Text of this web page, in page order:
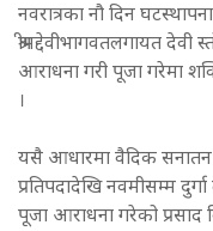
नवरात्रका नौ दिन
श्रीमद्देवीभागवतलगायत देवी
आराधना गरी पूजा गरेमा
।
यसै आधारमा वैदिक सनातन
प्रतिपदादेखि नवमीसम्म
पूजा आराधना गरेको प्रसाद